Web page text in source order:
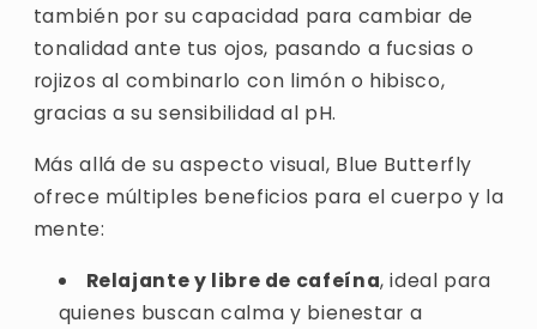
también por su capacidad para cambiar de
tonalidad ante tus ojos, pasando a fucsias o
rojizos al combinarlo con limón o hibisco,
gracias a su sensibilidad al pH.
Más allá de su aspecto visual, Blue Butterfly
ofrece múltiples beneficios para el cuerpo y la
mente:
Relajante y libre de cafeína, ideal para
quienes buscan calma y bienestar a